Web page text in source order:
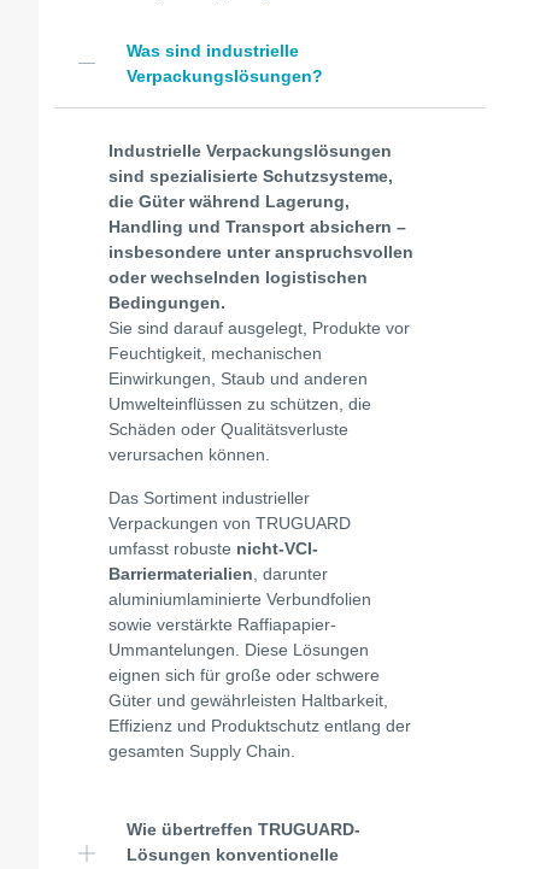
Was sind industrielle
Verpackungslösungen?
Industrielle Verpackungslösungen
sind spezialisierte Schutzsysteme,
die Güter während Lagerung,
Handling und Transport absichern –
insbesondere unter anspruchsvollen
oder wechselnden logistischen
Bedingungen.
Sie sind darauf ausgelegt, Produkte vor
Feuchtigkeit, mechanischen
Einwirkungen, Staub und anderen
Umwelteinflüssen zu schützen, die
Schäden oder Qualitätsverluste
verursachen können.
Das Sortiment industrieller
Verpackungen von TRUGUARD
umfasst robuste nicht-VCI-
Barriermaterialien , darunter
aluminiumlaminierte Verbundfolien
sowie verstärkte Raffiapapier-
Ummantelungen. Diese Lösungen
eignen sich für große oder schwere
Güter und gewährleisten Haltbarkeit,
Effizienz und Produktschutz entlang der
gesamten Supply Chain.
Wie übertreffen TRUGUARD-
Lösungen konventionelle